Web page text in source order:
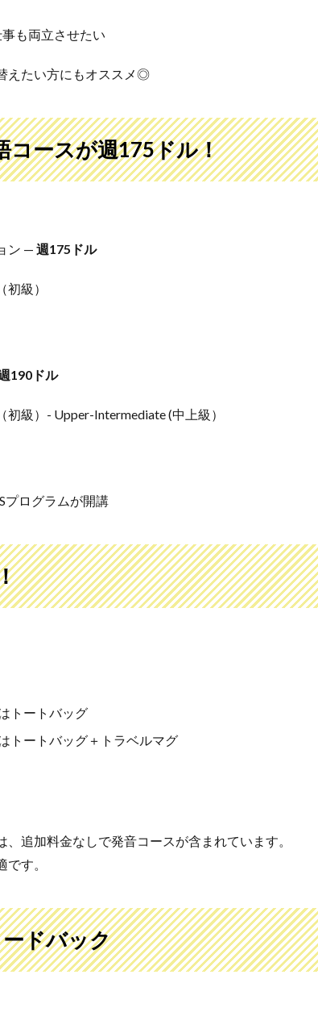
も両立させたい
えたい方にもオススメ◎
コースが週175ドル！
ン — 週175ドル
級）
190ドル
級）- Upper-Intermediate (中上級）
プログラムが開講
トートバッグ
トートバッグ＋トラベルマグ
追加料金なしで発音コースが含まれています。
す。
ドバック